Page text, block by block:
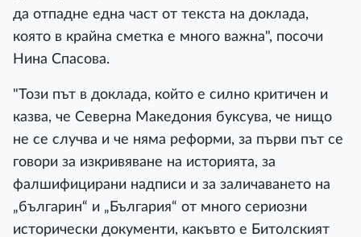
да отпадне една част от текста на доклада,
която в крайна сметка е много важна", посочи
Нина Спасова.
"Този път в доклада, който е силно критичен и
казва, че Северна Македония буксува, че нищо
не се случва и че няма реформи, за първи път се
говори за изкривяване на историята, за
фалшифицирани надписи и за заличаването на
„българин“ и „България“ от много сериозни
исторически документи, какъвто е Битолският